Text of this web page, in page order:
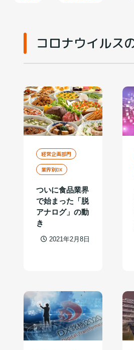
コロナウイルス
経営企画部門
業界別DX
ついに食品業界
で始まった「脱
アナログ」の動
き
2021年2月8日